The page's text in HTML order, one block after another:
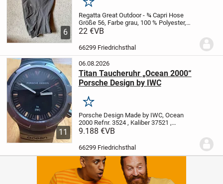
6
Merken
Regatta Great Outdoor - ¾ Capri Hose
Größe 56, Farbe grau, 100 % Polyester,
Bund dehnbar mit Gürtelschlaufen,
Reißverschlüßen und
Gesäßtasche...
22 €VB
66299 Friedrichsthal
11
06.08.2026
Titan Taucheruhr „Ocean 2000“
Porsche Design by IWC
Merken
Porsche Design Made by IWC, Ocean
2000 Refnr. 3524 , Kaliber 37521 ,
Gehäuse ca.D= 42, 5 mm , Material Titan,
Tauchkennzeichnung, Patentierte Lünette
9.188 €VB
66299 Friedrichsthal